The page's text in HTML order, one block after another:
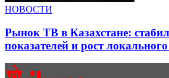
НОВОСТИ
Рынок ТВ в Казахстане:
показателей и рост